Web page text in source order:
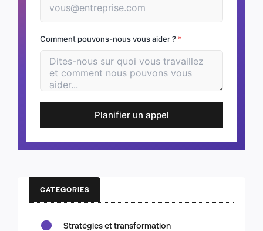
Comment pouvons-nous vous aider ? *
Planifier un appel
CATEGORIES
Stratégies et transformation